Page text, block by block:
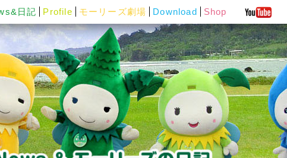
日記 Profile モーリーズ劇場 Download Shop